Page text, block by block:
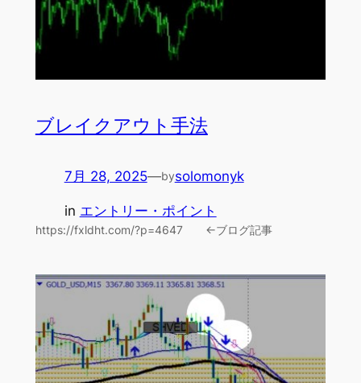
ブレイクアウト手法
7月 28, 2025—bysolomonyk
in エントリー・ポイント
https://fxldht.com/?p=4647 ←ブログ記事